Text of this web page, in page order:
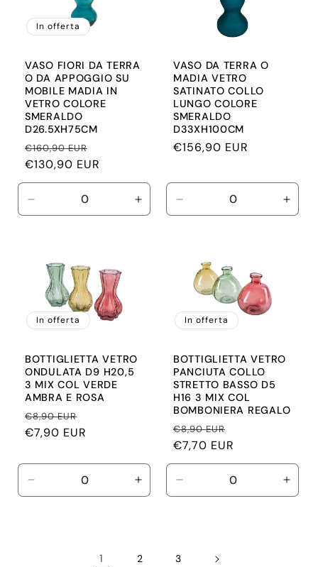
In offerta
VASO FIORI DA TERRA
O DA APPOGGIO SU
MOBILE MADIA IN
VETRO COLORE
SMERALDO
D26.5XH75CM
Prezzo
di
listino
€160,90 EUR
scontato
€130,90 EUR
Diminuisci
quantità
Title
Aumenta
quantità
VASO DA TERRA O
MADIA VETRO
SATINATO COLLO
LUNGO COLORE
SMERALDO
D33XH100CM
Prezzo
listino
€156,90 EUR
Diminuisci
quantità
Title
In offerta
BOTTIGLIETTA VETRO
ONDULATA D9 H20,5
3 MIX COL VERDE
AMBRA E ROSA
Prezzo
di
€8,90 EUR
scontato
€7,90 EUR
Diminuisci
quantità
Aumenta
quantità
In offerta
BOTTIGLIETTA VETRO
PANCIUTA COLLO
STRETTO BASSO D5
H16 3 MIX COL
BOMBONIERA REGALO
Prezzo
di
listino
€8,90 EUR
scontato
€7,70 EUR
Diminuisci
quantità
1
2 3